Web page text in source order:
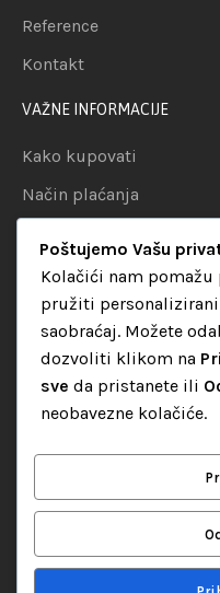
Reference
Kontakt
VAŽNE INFORMACIJE
Kako kupovati
Način plaćanja
Politika privatnosti
KATEGORIJE
Audio oprema
LED dekorativna rasvjeta
“Set Up S” d.o.o. Tuzla,
Poštujemo Vašu
Kolačići nam
pružiti
saobraćaj. Možete
dozvoliti klikom na
sve da pristanete ili
neobavezne kolačiće.